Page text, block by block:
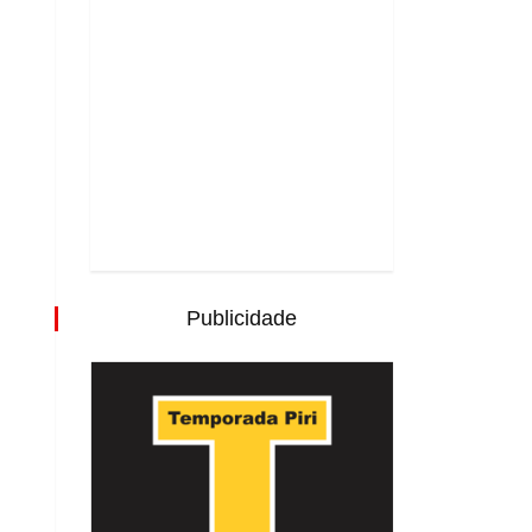
Publicidade